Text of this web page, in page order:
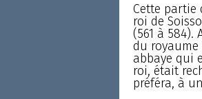
Cette partie
roi de
(561 à
du royaume
abbaye qui
roi, était
préféra, à